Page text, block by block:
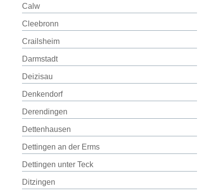
Calw
Cleebronn
Crailsheim
Darmstadt
Deizisau
Denkendorf
Derendingen
Dettenhausen
Dettingen an der Erms
Dettingen unter Teck
Ditzingen